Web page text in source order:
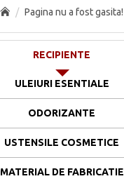
Pagina nu a fost gasita!
RECIPIENTE
ULEIURI ESENTIALE
ODORIZANTE
USTENSILE COSMETICE
MATERIAL DE FABRICATIE